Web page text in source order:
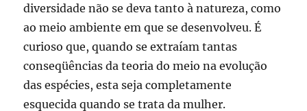
diversidade não se deva tanto à natureza, como
ao meio ambiente em que se desenvolveu. É
curioso que, quando se extraíam tantas
conseqüências da teoria do meio na evolução
das espécies, esta seja completamente
esquecida quando se trata da mulher.